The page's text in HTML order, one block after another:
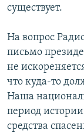
существует.
На вопрос
письмо
не
что куда-то
Наша
период
средства